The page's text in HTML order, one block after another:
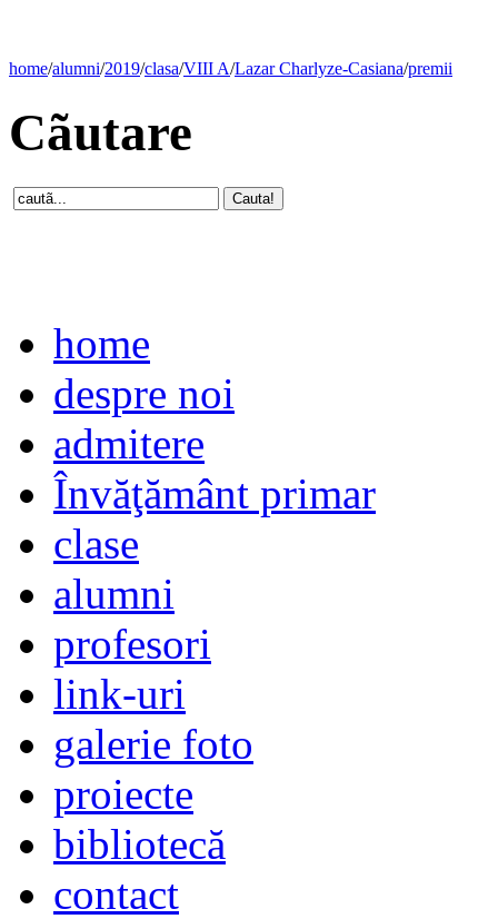
home/alumni/2019/clasa/VIII A/Lazar Charlyze-Casiana/premii
Cãutare
home
despre noi
admitere
Învăţământ primar
clase
alumni
profesori
link-uri
galerie foto
proiecte
bibliotecă
contact